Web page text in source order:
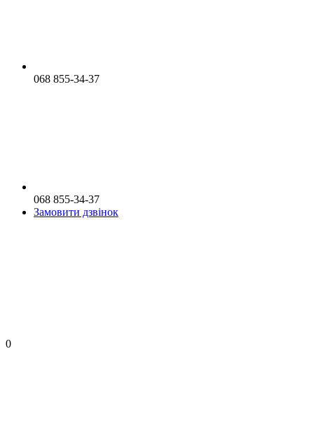
068 855-34-37
068 855-34-37
Замовити дзвінок
0